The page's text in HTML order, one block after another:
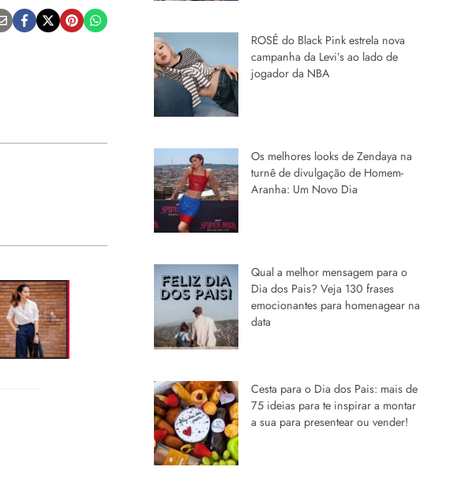
ROSÉ do Black Pink estrela nova
campanha da Levi’s ao lado de
jogador da NBA
Os melhores looks de Zendaya na
turnê de divulgação de Homem-
Aranha: Um Novo Dia
Qual a melhor mensagem para o
Dia dos Pais? Veja 130 frases
emocionantes para homenagear na
data
Cesta para o Dia dos Pais: mais de
75 ideias para te inspirar a montar
a sua para presentear ou vender!